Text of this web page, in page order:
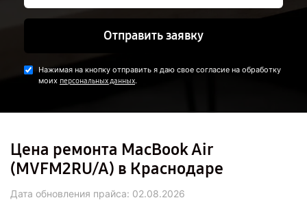
Отправить заявку
Нажимая на кнопку отправить я даю свое согласие на обработку
моих персональных данных.
Цена ремонта MacBook Air
(MVFM2RU/A) в Краснодаре
Дата обновления прайса: 02.08.2026